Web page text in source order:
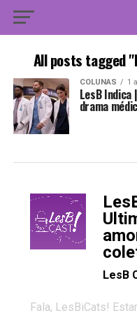
All posts tagged
COLUNAS 1
LesB Indica
drama
-
LesB
Fala, LesBiCats!